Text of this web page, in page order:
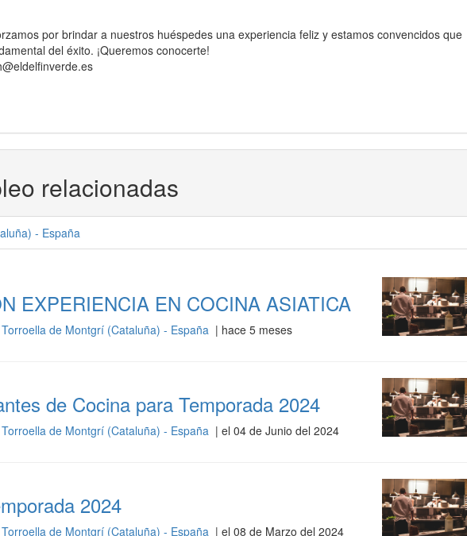
por brindar a nuestros huéspedes una experiencia feliz y estamos convencidos que
del éxito. ¡Queremos conocerte!
relacionadas
) - España
EXPERIENCIA EN COCINA ASIATICA
Torroella de Montgrí (Cataluña) - España | hace 5 meses
de Cocina para Temporada 2024
Torroella de Montgrí (Cataluña) - España | el 04 de Junio del 2024
2024
Torroella de Montgrí (Cataluña) - España | el 08 de Marzo del 2024